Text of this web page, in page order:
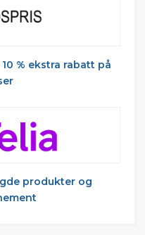
% ekstra rabatt på
produkter og